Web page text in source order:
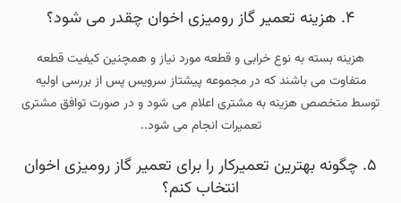
۴. هزینه تعمیر گاز رومیزی اخوان چقدر می شود؟
هزینه بسته به نوع خرابی و قطعه مورد نیاز و همچنین کیفیت قطعه
متفاوت می باشند که در مجموعه پیشتاز سرویس پس از بررسی اولیه
توسط متخصص هزینه به مشتری اعلام می شود و در صورت توافق مشتری
تعمیرات انجام می شود..
۵. چگونه بهترین تعمیرکار را برای تعمیر گاز رومیزی اخوان
انتخاب کنم؟